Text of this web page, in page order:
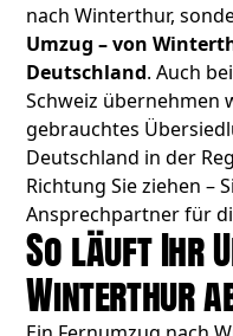
nach Winterthur,
Umzug – von
Deutschland. Auch
Schweiz übernehmen
gebrauchtes
Deutschland in der
Richtung Sie ziehen –
Ansprechpartner für
So läuft Ihr
Winterthur